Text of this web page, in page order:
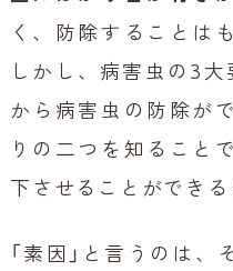
く、防除することは
しかし、病害虫の3
から病害虫の防除が
りの二つを知ること
下させることができる
「素因」と言うのは